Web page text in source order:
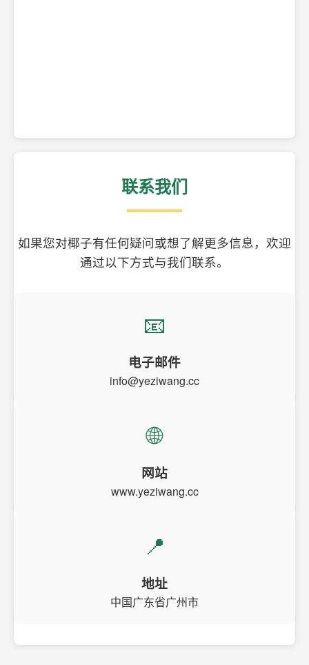
联系我们
如果您对椰子有任何疑问或想了解更多信息，欢迎
通过以下方式与我们联系。
📧
电子邮件
info@yeziwang.cc
🌐
网站
www.yeziwang.cc
📍
地址
中国广东省广州市